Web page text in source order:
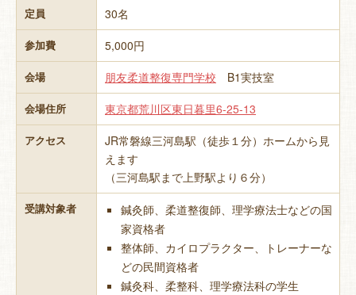
定員 30名
参加費 5,000円
会場 朋友柔道整復専門学校 B1実技室
会場住所 東京都荒川区東日暮里6-25-13
アクセス
JR常磐線三河島駅（徒歩１分）ホームから見
えます
（三河島駅まで上野駅より６分）
受講対象者
鍼灸師、柔道整復師、理学療法士などの国
家資格者
整体師、カイロプラクター、トレーナーな
どの民間資格者
鍼灸科、柔整科、理学療法科の学生